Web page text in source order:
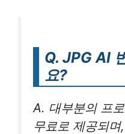
Q. JPG AI
요?
A. 대부분의 프
무료로 제공되